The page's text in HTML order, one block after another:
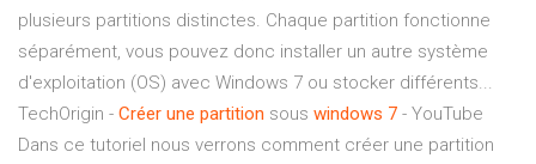
plusieurs partitions distinctes. Chaque partition fonctionne
séparément, vous pouvez donc installer un autre système
d'exploitation (OS) avec Windows 7 ou stocker différents...
TechOrigin - Créer une partition sous windows 7 - YouTube
Dans ce tutoriel nous verrons comment créer une partition